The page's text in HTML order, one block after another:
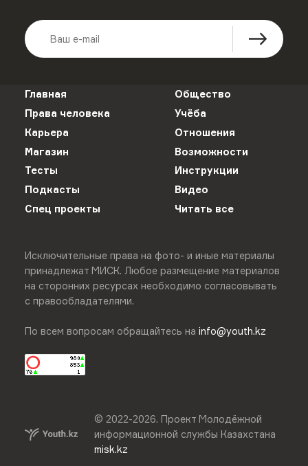
Главная
Общество
Права человека
Учёба
Карьера
Отношения
Магазин
Возможности
Тесты
Инструкции
Подкасты
Видео
Спец проекты
Читать все
Исключительные права на фото- и иные материалы
принадлежат МИСК. Любое размещение материалов
на сторонних ресурсах необходимо согласовывать
с правообладателями.
По всем вопросам обращайтесь на info@youth.kz
© 2022-2026.Проект Молодёжной
информационной службы Казахстана
misk.kz